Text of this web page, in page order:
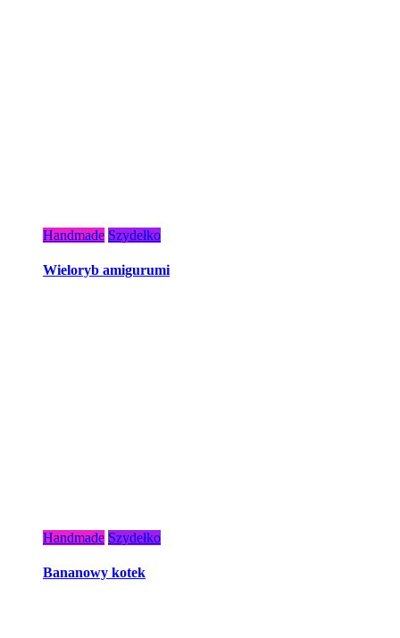
Handmade Szydełko
Wieloryb amigurumi
Handmade Szydełko
Bananowy kotek